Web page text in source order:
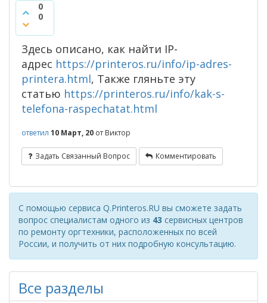
0
0
Здесь описано, как найти IP-
адрес https://printeros.ru/info/ip-adres-
printera.html, Также гляньте эту
статью https://printeros.ru/info/kak-s-
telefona-raspechatat.html
ответил 10 Март, 20 от Виктор
Задать Связанный Вопрос Комментировать
С помощью сервиса Q.Printeros.RU вы сможете задать
вопрос специалистам одного из 43 сервисных центров
по ремонту оргтехники, расположенных по всей
России, и получить от них подробную консультацию.
Все разделы